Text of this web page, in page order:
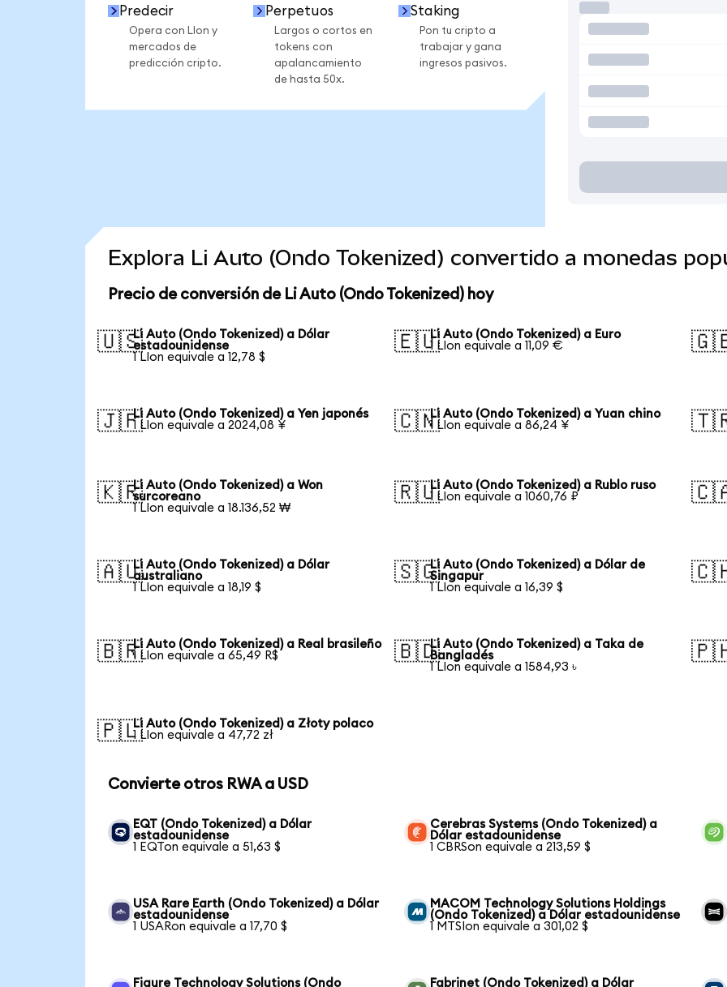
Predecir
Opera con LIon y
mercados de
predicción cripto.
Perpetuos
Largos o cortos en
tokens con
apalancamiento
de hasta 50x.
Staking
Pon tu cripto a
trabajar y gana
ingresos pasivos.
Explora Li Auto (Ondo Tokenized) convertido a monedas
Precio de conversión de Li Auto (Ondo Tokenized) hoy
🇺🇸Li Auto (Ondo Tokenized) a Dólar
estadounidense
1 LIon equivale a 12,78 $
🇪🇺Li Auto (Ondo Tokenized) a Euro
1 LIon equivale a 11,09 €
🇯🇵Li Auto (Ondo Tokenized) a Yen japonés
1 LIon equivale a 2024,08 ¥
🇨🇳Li Auto (Ondo Tokenized) a Yuan chino
1 LIon equivale a 86,24 ¥
🇰🇷Li Auto (Ondo Tokenized) a Won
surcoreano
1 LIon equivale a 18.136,52 ₩
🇷🇺Li Auto (Ondo Tokenized) a Rublo ruso
1 LIon equivale a 1060,76 ₽
🇦🇺Li Auto (Ondo Tokenized) a Dólar
australiano
1 LIon equivale a 18,19 $
🇸🇬Li Auto (Ondo Tokenized) a Dólar de
Singapur
1 LIon equivale a 16,39 $
🇧🇷Li Auto (Ondo Tokenized) a Real brasileño
1 LIon equivale a 65,49 R$
🇧🇩Li Auto (Ondo Tokenized) a Taka de
Bangladés
1 LIon equivale a 1584,93 ৳
🇵🇱Li Auto (Ondo Tokenized) a Złoty polaco
1 LIon equivale a 47,72 zł
Convierte otros RWA a USD
EQT (Ondo Tokenized) a Dólar
estadounidense
1 EQTon equivale a 51,63 $
Cerebras Systems (Ondo Tokenized) a
Dólar estadounidense
1 CBRSon equivale a 213,59 $
USA Rare Earth (Ondo Tokenized) a Dólar
estadounidense
1 USARon equivale a 17,70 $
MACOM Technology Solutions Holdings
(Ondo Tokenized) a Dólar estadounidense
1 MTSIon equivale a 301,02 $
Figure Technology Solutions (Ondo
Fabrinet (Ondo Tokenized) a Dólar